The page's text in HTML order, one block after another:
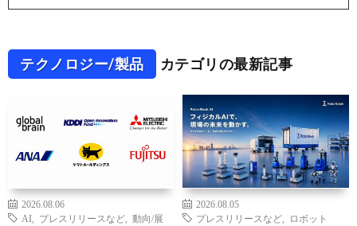
テクノロジー/製品 カテゴリの最新記事
2026.08.06
AI
プレスリリースなど
動向/展
2026.08.05
プレスリリースなど
ロボット